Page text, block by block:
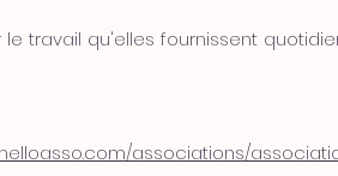
travail qu'elles fournissent
associations/